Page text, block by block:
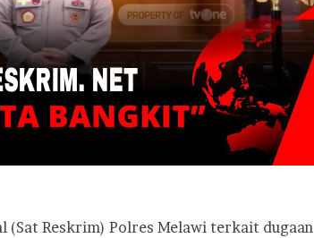
(Sat Reskrim) Polres Melawi terkait dugaan